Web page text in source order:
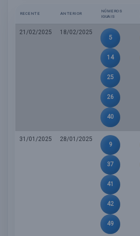
RECENTE ANTERIOR
NÚMEROS
IGUAIS
21/02/2025
18/02/2025
5
14
25
26
40
31/01/2025
28/01/2025
9
37
41
42
49